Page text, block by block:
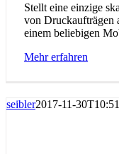
Stellt eine einzige
von Druckaufträgen
einem beliebigen
Mehr erfahren
seibler2017-11-